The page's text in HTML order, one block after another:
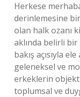
Herkese
derinlemesine bir
olan halk ozanı
aklında belirli bir
bakış açısıyla
geleneksel ve
erkeklerin
toplumsal ve